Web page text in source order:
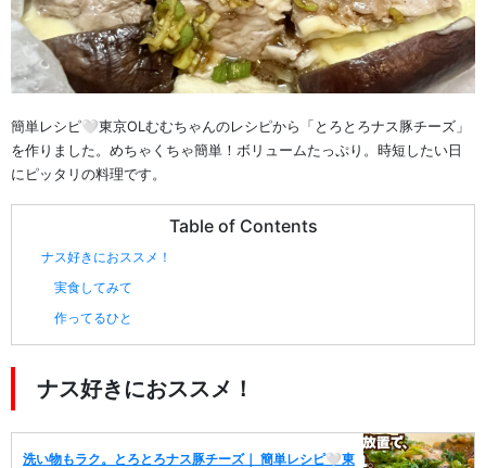
簡単レシピ🤍東京OLむむちゃんのレシピから「とろとろナス豚チーズ」
を作りました。めちゃくちゃ簡単！ボリュームたっぷり。時短したい日
にピッタリの料理です。
Table of Contents
ナス好きにおススメ！
実食してみて
作ってるひと
ナス好きにおススメ！
洗い物もラク。とろとろナス豚チーズ｜ 簡単レシピ🤍東